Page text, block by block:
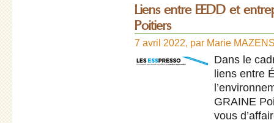
Liens entre EEDD et
Poitiers
7 avril 2022, par Marie
Dans le
liens entre
GRAINE
vous